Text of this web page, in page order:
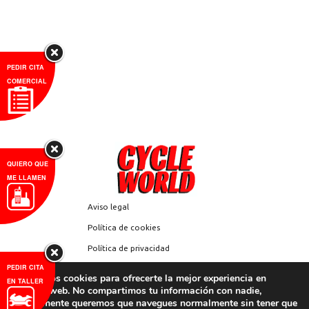
Neumático delantero
Neumático trasero
Capacidad del depósito de
aceite
PEDIR CITA
EN TALLER
QUIERO QUE
ME LLAMEN
PEDIR CITA
COMERCIAL
Utilizamos cookies para ofrecerte la mejor experiencia en
nuestra web. No compartimos tu información con nadie,
simplemente queremos que navegues normalmente sin tener que
Aviso legal
Política de cookies
Política de privacidad
Contacto y localización